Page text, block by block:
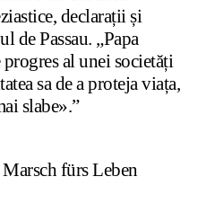
declarații și
de Passau. „Papa
al unei societăți
sa de a proteja viața,
slabe».”
fürs Leben